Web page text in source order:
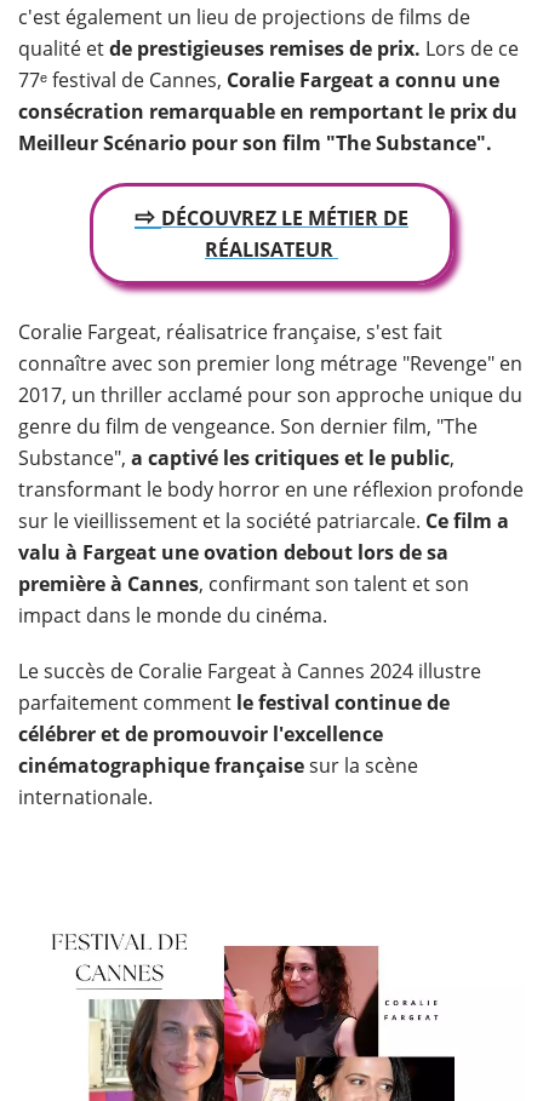
c'est également un lieu de projections de films de
qualité etde prestigieuses remises de prix. Lors de ce
77ᵉ festival de Cannes, Coralie Fargeat a connu une
consécration remarquable en remportant le prix du
Meilleur Scénario pour son film "The Substance".
⇨ DÉCOUVREZ LE MÉTIER DE
RÉALISATEUR
Coralie Fargeat, réalisatrice française, s'est fait
connaître avec son premier long métrage "Revenge" en
2017, un thriller acclamé pour son approche unique du
genre du film de vengeance. Son dernier film, "The
Substance", a captivé les critiques et le public,
transformant le body horror en une réflexion profonde
sur le vieillissement et la société patriarcale. Ce film a
valu à Fargeat une ovation debout lors de sa
première à Cannes, confirmant son talent et son
impact dans le monde du cinéma.
Le succès de Coralie Fargeat à Cannes 2024 illustre
parfaitement comment le festival continue de
célébrer et de promouvoir l'excellence
cinématographique françaisesur la scène
internationale.